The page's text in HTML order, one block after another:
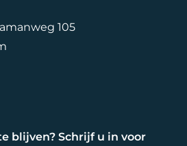
105
blijven? Schrijf u in voor